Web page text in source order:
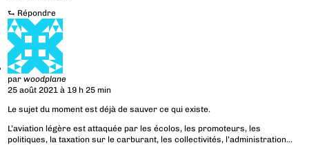
⮑ Répondre
parwoodplane
25 août 2021 à 19 h 25 min
Le sujet du moment est déjà de sauver ce qui existe.
L’aviation légère est attaquée par les écolos, les promoteurs, les
politiques, la taxation sur le carburant, les collectivités, l’administration…